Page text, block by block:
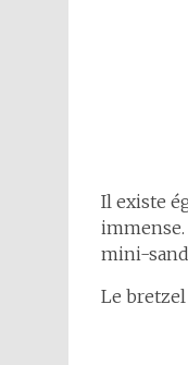
Il existe
immense.
mini-
Le